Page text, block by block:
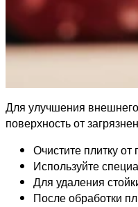
Для улучшения
поверхность от
Очистите плитку
Используйте
Для удаления
После обработки